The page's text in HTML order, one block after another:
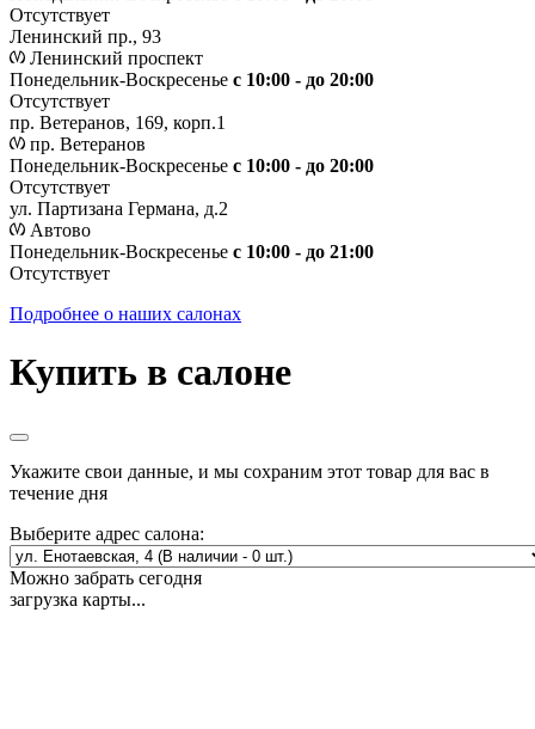
Отсутствует
Ленинский пр., 93
Ленинский проспект
Понедельник-Воскресенье с 10:00 - до 20:00
Отсутствует
пр. Ветеранов, 169, корп.1
пр. Ветеранов
Понедельник-Воскресенье с 10:00 - до 20:00
Отсутствует
ул. Партизана Германа, д.2
Автово
Понедельник-Воскресенье с 10:00 - до 21:00
Отсутствует
Подробнее о наших салонах
Купить в салоне
Укажите свои данные, и мы сохраним этот товар для вас в
течение дня
Выберите адрес салона:
Можно забрать сегодня
загрузка карты...